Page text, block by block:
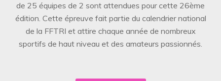
de 25 équipes de 2 sont attendues pour cette 26ème
édition. Cette épreuve fait partie du calendrier national
de la FFTRI et attire chaque année de nombreux
sportifs de haut niveau et des amateurs passionnés.